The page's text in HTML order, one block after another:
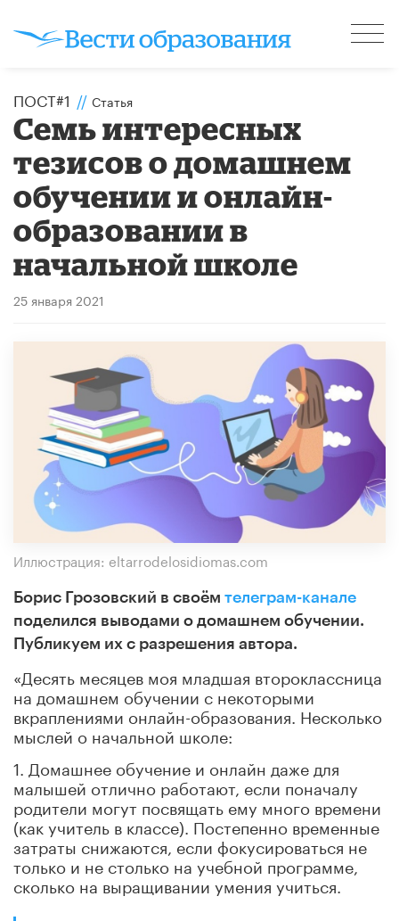
ПОСТ#1 // Статья
Семь интересных
тезисов о домашнем
обучении и онлайн-
образовании в
начальной школе
25 января 2021
Иллюстрация: eltarrodelosidiomas.com
Борис Грозовский в своём телеграм-канале
поделился выводами о домашнем обучении.
Публикуем их с разрешения автора.
«Десять месяцев моя младшая второклассница
на домашнем обучении с некоторыми
вкраплениями онлайн-образования. Несколько
мыслей о начальной школе:
1. Домашнее обучение и онлайн даже для
малышей отлично работают, если поначалу
родители могут посвящать ему много времени
(как учитель в классе). Постепенно временные
затраты снижаются, если фокусироваться не
только и не столько на учебной программе,
сколько на выращивании умения учиться.